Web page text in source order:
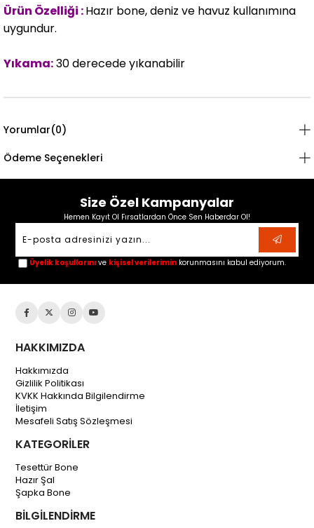
Ürün Özelliği :Hazır bone, deniz ve havuz kullanımına
uygundur.
Yıkama:30 derecede yıkanabilir
Yorumlar(0)
Ödeme Seçenekleri
Size Özel Kampanyalar
Hemen Kayıt Ol Fırsatlardan Önce Sen Haberdar Ol!
Üyelik koşullarını ve kişisel verilerimin korunmasını kabul ediyorum.
HAKKIMIZDA
Hakkımızda
Gizlilik Politikası
KVKK Hakkında Bilgilendirme
İletişim
Mesafeli Satış Sözleşmesi
KATEGORİLER
Tesettür Bone
Hazır Şal
Şapka Bone
BİLGİLENDİRME